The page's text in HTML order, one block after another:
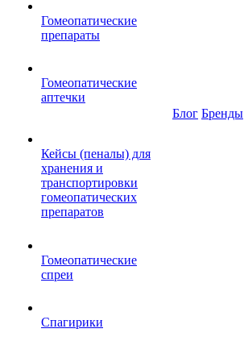
Гомеопатические
препараты
Гомеопатические
аптечки
Кейсы (пеналы) для
хранения и
транспортировки
гомеопатических
препаратов
Гомеопатические
спреи
Спагирики
Блог Бренды